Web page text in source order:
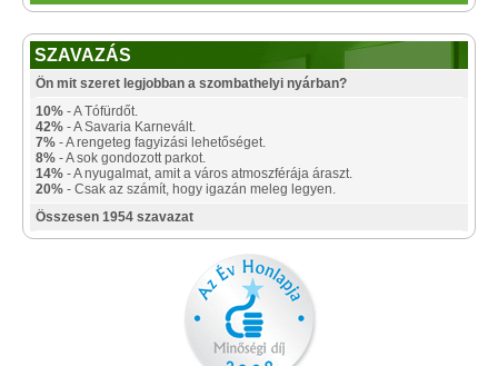
SZAVAZÁS
Ön mit szeret legjobban a szombathelyi nyárban?
10% - A Tófürdőt.
42% - A Savaria Karnevált.
7% - A rengeteg fagyizási lehetőséget.
8% - A sok gondozott parkot.
14% - A nyugalmat, amit a város atmoszférája áraszt.
20% - Csak az számít, hogy igazán meleg legyen.
Összesen 1954 szavazat